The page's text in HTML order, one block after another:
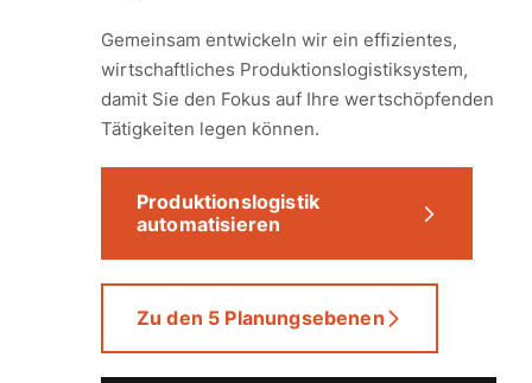
Gemeinsam entwickeln wir ein effizientes,
wirtschaftliches Produktionslogistiksystem,
damit Sie den Fokus auf Ihre wertschöpfenden
Tätigkeiten legen können.
Produktionslogistik
automatisieren
Zu den 5 Planungsebenen